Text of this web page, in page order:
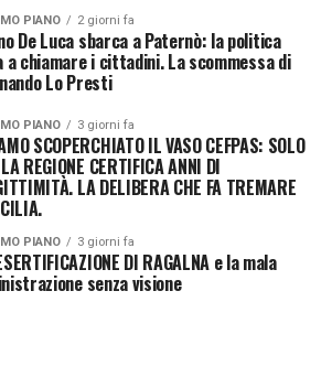
PIANO 2 giorni fa
De Luca sbarca a Paternò: la politica
a chiamare i cittadini. La scommessa di
Lo Presti
PIANO 3 giorni fa
SCOPERCHIATO IL VASO CEFPAS: SOLO
REGIONE CERTIFICA ANNI DI
LA DELIBERA CHE FA TREMARE
PIANO 3 giorni fa
DI RAGALNA e la mala
senza visione